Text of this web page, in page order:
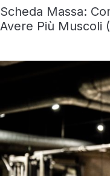
Scheda Massa:
Avere Più Muscoli